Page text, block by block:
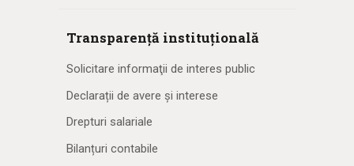
Transparență instituțională
Solicitare informaţii de interes public
Declarații de avere și interese
Drepturi salariale
Bilanțuri contabile